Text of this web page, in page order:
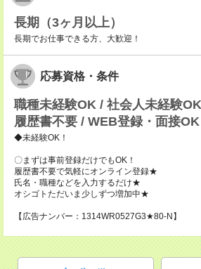
長期（3ヶ月以上）
長期でお仕事できる方、大歓迎！
応募資格・条件
職種未経験OK / 社会人未経験
履歴書不要 / WEB登録・面接OK
◆未経験OK！
〇まずは事前登録だけでもOK！
履歴書不要で気軽にオンライン登録★
氏名・職種などを入力するだけ★
オシゴトただいま少しずつ増加中★
【広告ナンバー：1314WR0527G3★80-N】